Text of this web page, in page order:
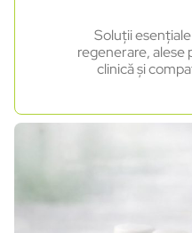
Soluții
regenerare,
clinică și